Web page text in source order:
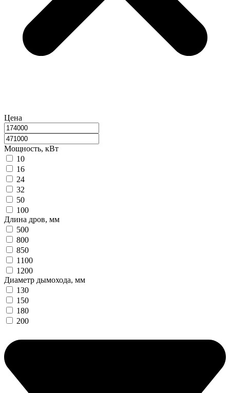
Цена
Мощность, кВт
10
16
24
32
50
100
Длина дров, мм
500
800
850
1100
1200
Диаметр дымохода, мм
130
150
180
200